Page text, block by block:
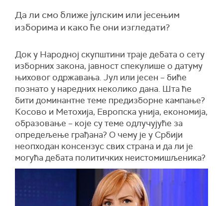
Да ли смо ближе јулским или јесењим
изборима и како ће они изгледати?
Док у Народној скупштини траје дебата о сету
изборних закона, јавност спекулише о датуму
њиховог одржавања. Јул или јесен – биће
познато у наредних неколико дана. Шта ће
бити доминантне теме предизборне кампање?
Косово и Метохија, Европска унија, економија,
образовање – које су теме одлучујуће за
опредељење грађана? О чему је у Србији
неопходан консензус свих страна и да ли је
могућа дебата политичких неистомишљеника?